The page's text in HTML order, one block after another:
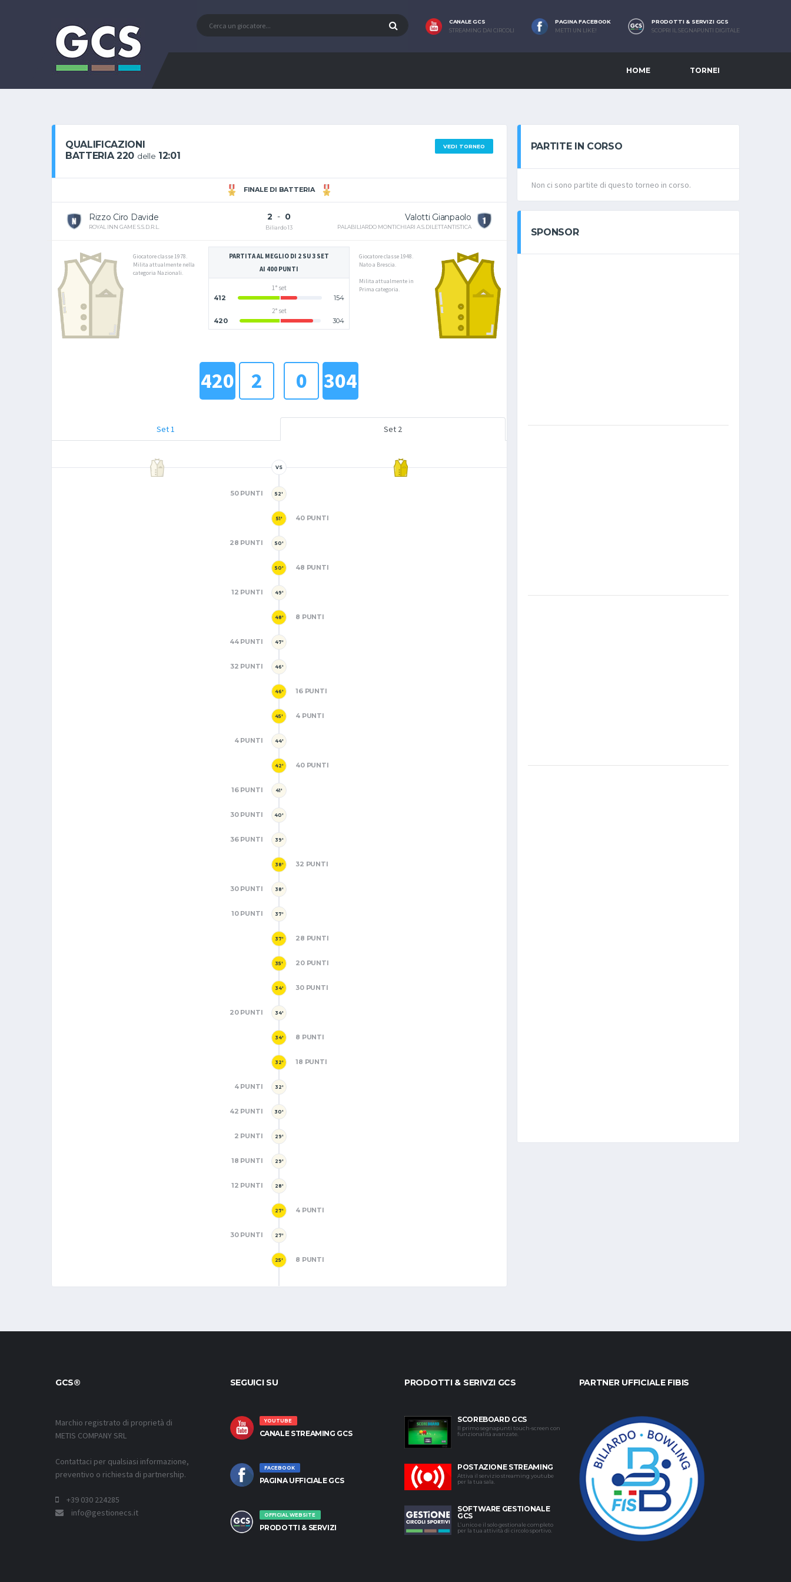
CANALE GCS
STREAMING DAI CIRCOLI
PAGINA FACEBOOK
METTI UN LIKE!
PRODOTTI & SERVIZI GCS
SCOPRI IL SEGNAPUNTI DIGITALE
HOME TORNEI
QUALIFICAZIONI
BATTERIA 220 delle 12:01
VEDI TORNEO
FINALE DI BATTERIA
Rizzo Ciro Davide
ROYAL INN GAME S.S.D.R.L.
2 - 0
Biliardo 13
Valotti Gianpaolo
PALABILIARDO MONTICHIARI A.S.DILETTANTISTICA
PARTITA AL MEGLIO DI 2 SU 3 SET
AI 400 PUNTI
1° set
412
154
2° set
420
304
Giocatore classe 1978.
Milita attualmente nella
categoria Nazionali.
Giocatore classe 1948.
Nato a Brescia.
Milita attualmente in
Prima categoria.
2
420 0 304
Set 1 Set 2
VS
52'
50 PUNTI
51' 40 PUNTI
50'
28 PUNTI
50' 48 PUNTI
49'
12 PUNTI
48' 8 PUNTI
47'
44 PUNTI
46'
32 PUNTI
46' 16 PUNTI
45' 4 PUNTI
44'
4 PUNTI
42' 40 PUNTI
41'
16 PUNTI
40'
30 PUNTI
39'
36 PUNTI
38' 32 PUNTI
38'
30 PUNTI
37'
10 PUNTI
37' 28 PUNTI
35' 20 PUNTI
34' 30 PUNTI
34'
20 PUNTI
34' 8 PUNTI
32' 18 PUNTI
32'
4 PUNTI
30'
42 PUNTI
29'
2 PUNTI
29'
18 PUNTI
28'
12 PUNTI
27' 4 PUNTI
27'
30 PUNTI
25' 8 PUNTI
PARTITE IN CORSO
Non ci sono partite di questo torneo in corso.
SPONSOR
GCS®
Marchio registrato di proprietà di
METIS COMPANY SRL
Contattaci per qualsiasi informazione,
preventivo o richiesta di partnership.
+39 030 224285
info@gestionecs.it
SEGUICI SU
YOUTUBE
CANALE STREAMING GCS
FACEBOOK
PAGINA UFFICIALE GCS
OFFICIAL WEBSITE
PRODOTTI & SERVIZI
PRODOTTI & SERIVZI GCS
SCOREBOARD GCS
Il primo segnapunti touch-screen con
funzionalità avanzate.
POSTAZIONE STREAMING
Attiva il servizio streaming youtube
per la tua sala.
SOFTWARE GESTIONALE
GCS
L’unico e il solo gestionale completo
per la tua attività di circolo sportivo.
PARTNER UFFICIALE FIBIS